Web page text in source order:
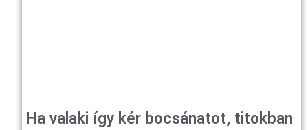
Ha valaki így kér bocsánatot, titokban